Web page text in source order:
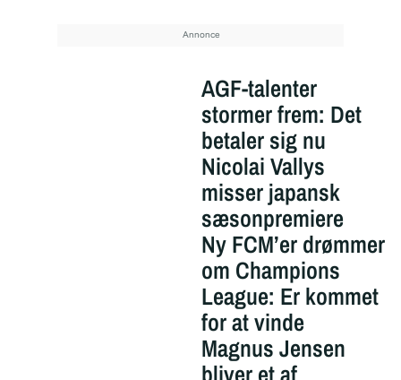
AGF-talenter
stormer frem: Det
betaler sig nu
Nicolai Vallys
misser japansk
sæsonpremiere
Ny FCM’er drømmer
om Champions
League: Er kommet
for at vinde
Magnus Jensen